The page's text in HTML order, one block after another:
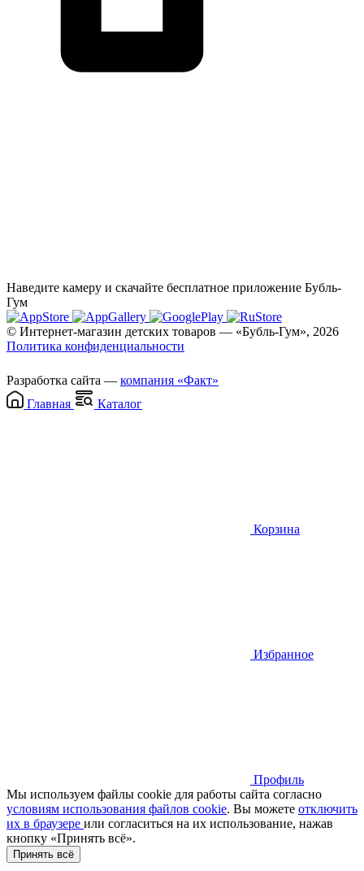
Наведите камеру и скачайте бесплатное приложение Бубль-
Гум
© Интернет-магазин детских товаров — «Бубль-Гум», 2026
Политика конфиденциальности
Разработка сайта — компания «Факт»
Главная
Каталог
Корзина
Избранное
Профиль
Мы используем файлы cookie для работы сайта согласно
условиям использования файлов cookie. Вы можете отключить
их в браузере или cогласиться на их использование, нажав
кнопку «Принять всё».
Принять всё